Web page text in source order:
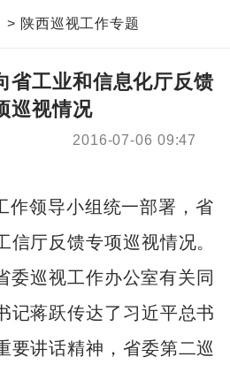
> 陕西巡视工作专题
省工业和信息化厅反馈
巡视情况
2016-07-06 09:47
作领导小组统一部署，省
信厅反馈专项巡视情况。
委巡视工作办公室有关同
记蒋跃传达了习近平总书
要讲话精神，省委第二巡